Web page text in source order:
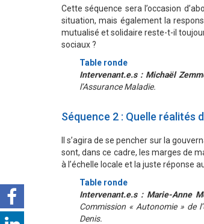
Cette séquence sera l’occasion
situation, mais également la
mutualisé et solidaire reste-t-il
sociaux ?
Table ronde
Intervenant.e.s : Michaël
l’Assurance Maladie.
Séquence 2 : Quelle réalités
Il s’agira de se pencher sur la
sont, dans ce cadre, les marges de
à l’échelle locale et la juste réponse
Table ronde
Intervenant.e.s : Marie-Anne
Commission « Autonomie » de
Denis.